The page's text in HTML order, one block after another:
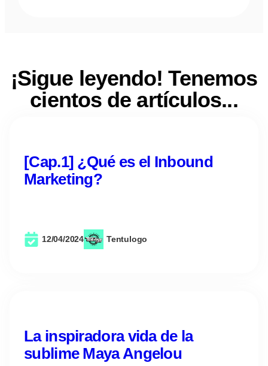
¡Sigue leyendo! Tenemos
cientos de artículos...
[Cap.1] ¿Qué es el Inbound
Marketing?
12/04/2024 Tentulogo
La inspiradora vida de la
sublime Maya Angelou